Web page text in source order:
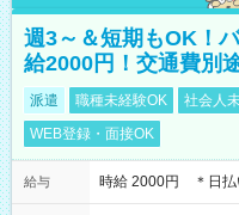
週3～＆短期もOK！
給2000円！交通費別
派遣 職種未経験OK 社会人
WEB登録・面接OK
給与 時給 2000円 ＊日払